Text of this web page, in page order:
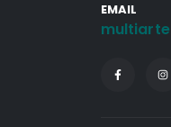
EMAIL